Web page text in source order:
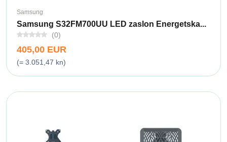
Samsung
Samsung S32FM700UU LED zaslon Energetska...
(0)
405,00 EUR
(= 3.051,47 kn)